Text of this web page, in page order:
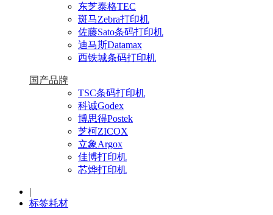
东芝泰格TEC
斑马Zebra打印机
佐藤Sato条码打印机
迪马斯Datamax
西铁城条码打印机
国产品牌
TSC条码打印机
科诚Godex
博思得Postek
芝柯ZICOX
立象Argox
佳博打印机
芯烨打印机
|
标签耗材